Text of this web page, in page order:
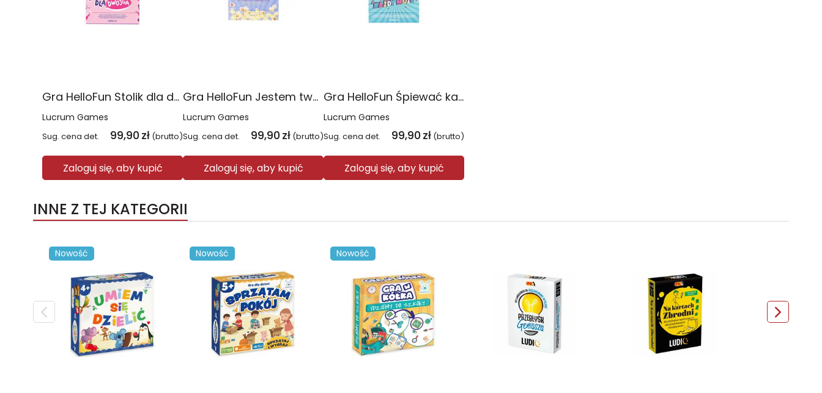
Gra HelloFun Stolik dla dwojga
Lucrum Games
Sug. cena det. 99,90 zł (brutto)
Zaloguj się, aby kupić
Gra HelloFun Jestem twoim filmem
Lucrum Games
Sug. cena det. 99,90 zł (brutto)
Zaloguj się, aby kupić
Gra HelloFun Śpiewać każdy może
Lucrum Games
Sug. cena det. 99,90 zł (brutto)
Zaloguj się, aby kupić
INNE Z TEJ KATEGORII
Nowość Nowość Nowość